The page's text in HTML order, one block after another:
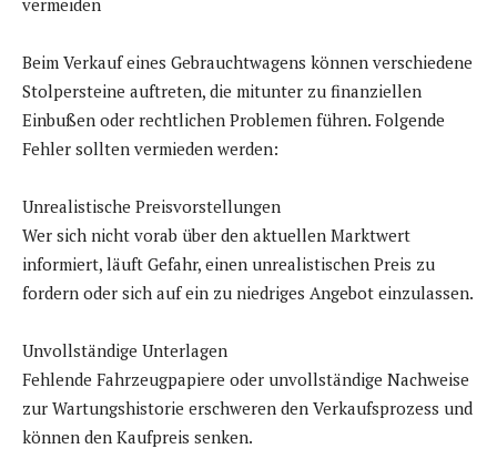
vermeiden
Beim Verkauf eines Gebrauchtwagens können verschiedene
Stolpersteine auftreten, die mitunter zu finanziellen
Einbußen oder rechtlichen Problemen führen. Folgende
Fehler sollten vermieden werden:
Unrealistische Preisvorstellungen
Wer sich nicht vorab über den aktuellen Marktwert
informiert, läuft Gefahr, einen unrealistischen Preis zu
fordern oder sich auf ein zu niedriges Angebot einzulassen.
Unvollständige Unterlagen
Fehlende Fahrzeugpapiere oder unvollständige Nachweise
zur Wartungshistorie erschweren den Verkaufsprozess und
können den Kaufpreis senken.